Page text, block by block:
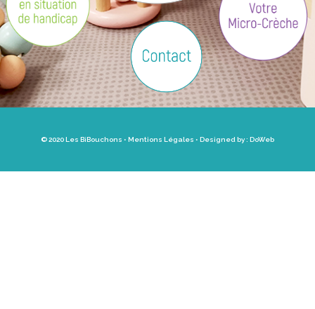
© 2020 Les BiBouchons • Mentions Légales • Designed by : DoWeb